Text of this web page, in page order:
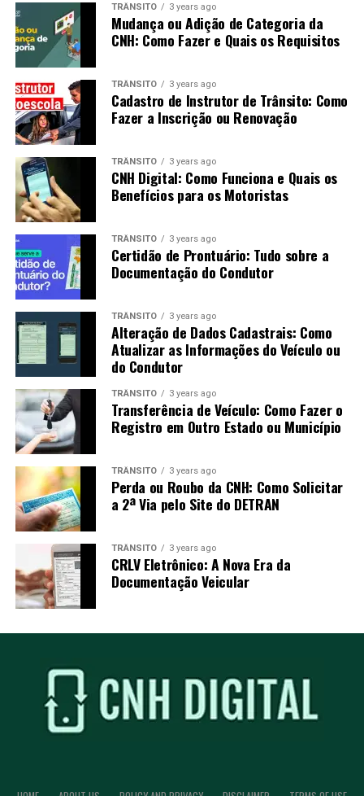
TRÂNSITO 3 years ago
Mudança ou Adição de Categoria da
CNH: Como Fazer e Quais os Requisitos
TRÂNSITO 3 years ago
Cadastro de Instrutor de Trânsito: Como
Fazer a Inscrição ou Renovação
TRÂNSITO 3 years ago
CNH Digital: Como Funciona e Quais os
Benefícios para os Motoristas
TRÂNSITO 3 years ago
Certidão de Prontuário: Tudo sobre a
Documentação do Condutor
TRÂNSITO 3 years ago
Alteração de Dados Cadastrais: Como
Atualizar as Informações do Veículo ou
do Condutor
TRÂNSITO 3 years ago
Transferência de Veículo: Como Fazer o
Registro em Outro Estado ou Município
TRÂNSITO 3 years ago
Perda ou Roubo da CNH: Como Solicitar
a 2ª Via pelo Site do DETRAN
TRÂNSITO 3 years ago
CRLV Eletrônico: A Nova Era da
Documentação Veicular